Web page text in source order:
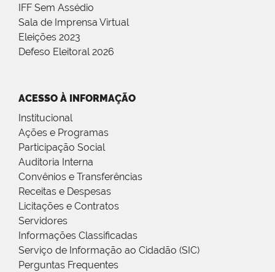
IFF Sem Assédio
Sala de Imprensa Virtual
Eleições 2023
Defeso Eleitoral 2026
ACESSO À INFORMAÇÃO
Institucional
Ações e Programas
Participação Social
Auditoria Interna
Convênios e Transferências
Receitas e Despesas
Licitações e Contratos
Servidores
Informações Classificadas
Serviço de Informação ao Cidadão (SIC)
Perguntas Frequentes